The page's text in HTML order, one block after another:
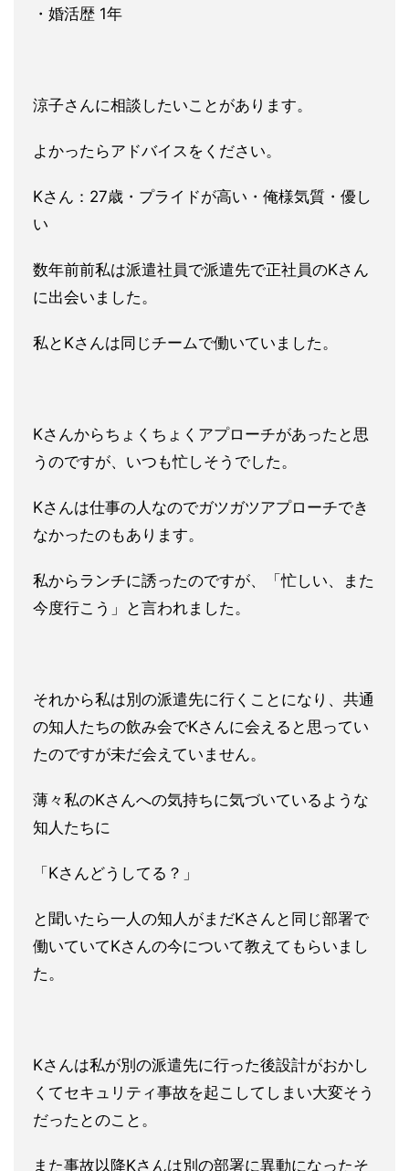
・婚活歴 1年
涼子さんに相談したいことがあります。
よかったらアドバイスをく ださい。
Kさん：27歳・プライドが高い・俺様気質・優し
い
数年前前私は派遣社員で派遣先で正社員のKさん
に出会いました。
私とKさんは同じチームで働いていました。
Kさんからちょくちょくアプローチがあったと思
うのですが、いつ も忙しそうでした。
Kさんは仕事の人なのでガツガツアプローチでき
なかったのもあります。
私からランチに誘ったのですが、「忙しい、また
今度行こう」と言われました。
それから私は別の派遣先に行くことになり、共通
の知人たちの飲み会でKさんに会えると思ってい
たのですが未だ会えていません。
薄々私のKさんへの気持ちに気づいているような
知人たちに
「Kさ んどうしてる？」
と聞いたら一人の知人がまだKさんと同じ部署で
働いていてKさんの今について教えてもらいまし
た。
Kさんは私が別の派遣先に行った後設計がおかし
くてセキュリティ事故を起こしてしまい大変そう
だったとのこと。
また事故以降Kさんは別の部署に異動になったそ